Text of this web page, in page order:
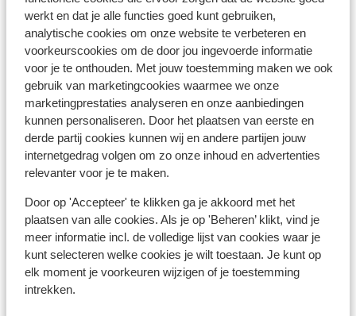
werkt en dat je alle functies goed kunt gebruiken,
analytische cookies om onze website te verbeteren en
voorkeurscookies om de door jou ingevoerde informatie
voor je te onthouden. Met jouw toestemming maken we ook
gebruik van marketingcookies waarmee we onze
marketingprestaties analyseren en onze aanbiedingen
kunnen personaliseren. Door het plaatsen van eerste en
derde partij cookies kunnen wij en andere partijen jouw
internetgedrag volgen om zo onze inhoud en advertenties
relevanter voor je te maken.
Door op 'Accepteer' te klikken ga je akkoord met het
plaatsen van alle cookies. Als je op 'Beheren’ klikt, vind je
meer informatie incl. de volledige lijst van cookies waar je
kunt selecteren welke cookies je wilt toestaan. Je kunt op
elk moment je voorkeuren wijzigen of je toestemming
intrekken.
À proximité
Distance du centre-ville: environ 100 mètres
Distance jusqu'aux remontées mécaniques
environ 500 mètres
Distance aux magasins les plus proches environ
100 mètres
Forfait, cours et matériel de ski
Forfait
Cours